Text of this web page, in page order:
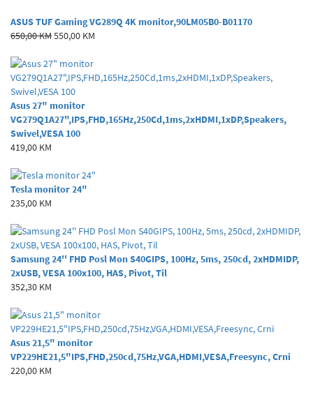
ASUS TUF Gaming VG289Q 4K monitor,90LM05B0-B01170
650,00 KM550,00 KM
Asus 27" monitor
VG279Q1A27",IPS,FHD,165Hz,250Cd,1ms,2xHDMI,1xDP,Speakers,
Swivel,VESA 100
419,00 KM
Tesla monitor 24"
235,00 KM
Samsung 24'' FHD Posl Mon S40GIPS, 100Hz, 5ms, 250cd, 2xHDMIDP,
2xUSB, VESA 100x100, HAS, Pivot, Til
352,30 KM
Asus 21,5" monitor
VP229HE21,5"IPS,FHD,250cd,75Hz,VGA,HDMI,VESA,Freesync, Crni
220,00 KM